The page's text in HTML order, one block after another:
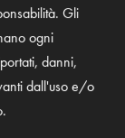
Gli
ogni
danni,
dall'uso e/o